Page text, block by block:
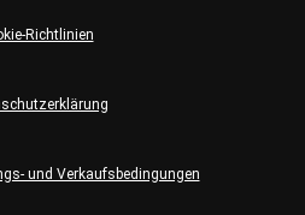
und Verkaufsbedingungen
Richtlinien